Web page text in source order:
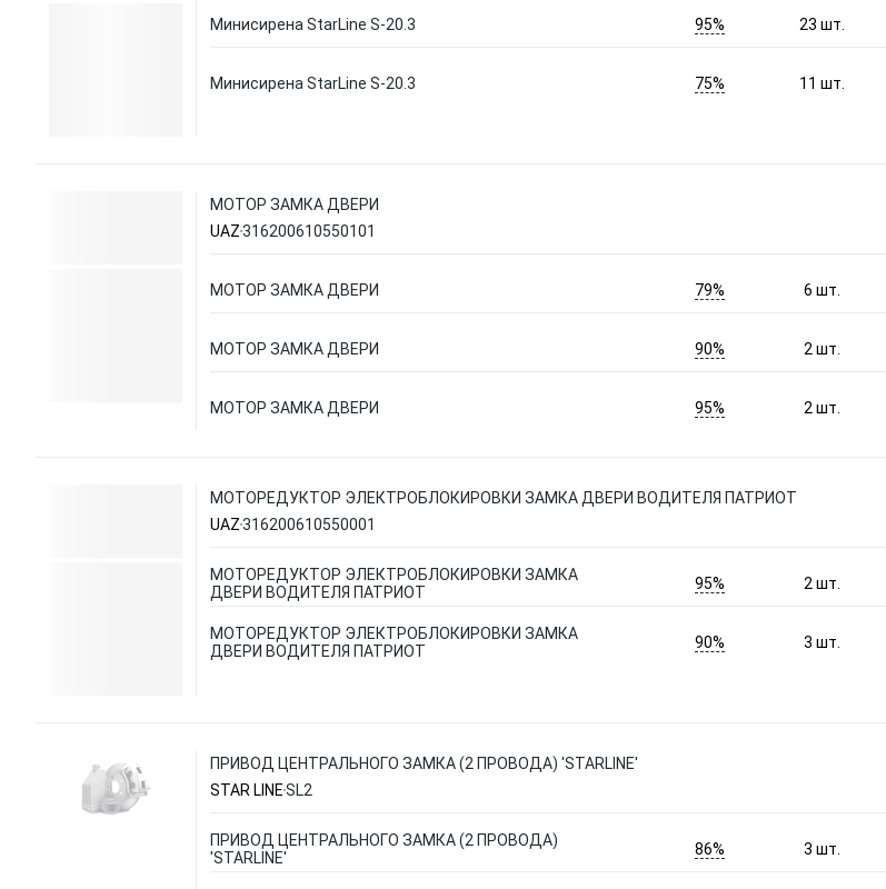
Минисирена StarLine S-20.3 95% 23шт.
Минисирена StarLine S-20.3 75% 11шт.
МОТОР ЗАМКА ДВЕРИ
UAZ316200610550101
МОТОР ЗАМКА ДВЕРИ 79% 6шт.
МОТОР ЗАМКА ДВЕРИ 90% 2шт.
МОТОР ЗАМКА ДВЕРИ 95% 2шт.
МОТОРЕДУКТОР ЭЛЕКТРОБЛОКИРОВКИ ЗАМКА ДВЕРИ ВОДИТЕЛЯ ПАТРИОТ
UAZ316200610550001
МОТОРЕДУКТОР ЭЛЕКТРОБЛОКИРОВКИ ЗАМКА
ДВЕРИ ВОДИТЕЛЯ ПАТРИОТ
95% 2шт.
МОТОРЕДУКТОР ЭЛЕКТРОБЛОКИРОВКИ ЗАМКА
ДВЕРИ ВОДИТЕЛЯ ПАТРИОТ
90% 3шт.
ПРИВОД ЦЕНТРАЛЬНОГО ЗАМКА (2 ПРОВОДА) 'STARLINE'
STAR LINESL2
ПРИВОД ЦЕНТРАЛЬНОГО ЗАМКА (2 ПРОВОДА)
'STARLINE'
86% 3шт.